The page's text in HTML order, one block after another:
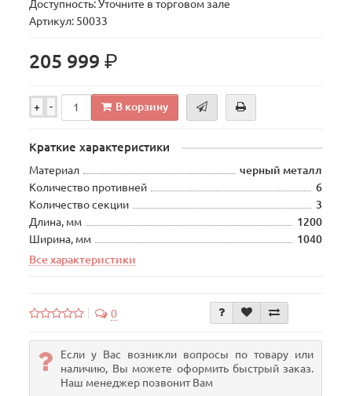
Доступность: Уточните в торговом зале
Артикул: 50033
205 999р.
+ - В корзину
Краткие характеристики
Материал
черный металл
Количество противней
6
Количество секции
3
Длина, мм
1200
Ширина, мм
1040
Все характеристики
0
Если у Вас возникли вопросы по товару или
наличию, Вы можете оформить быстрый заказ.
Наш менеджер позвонит Вам